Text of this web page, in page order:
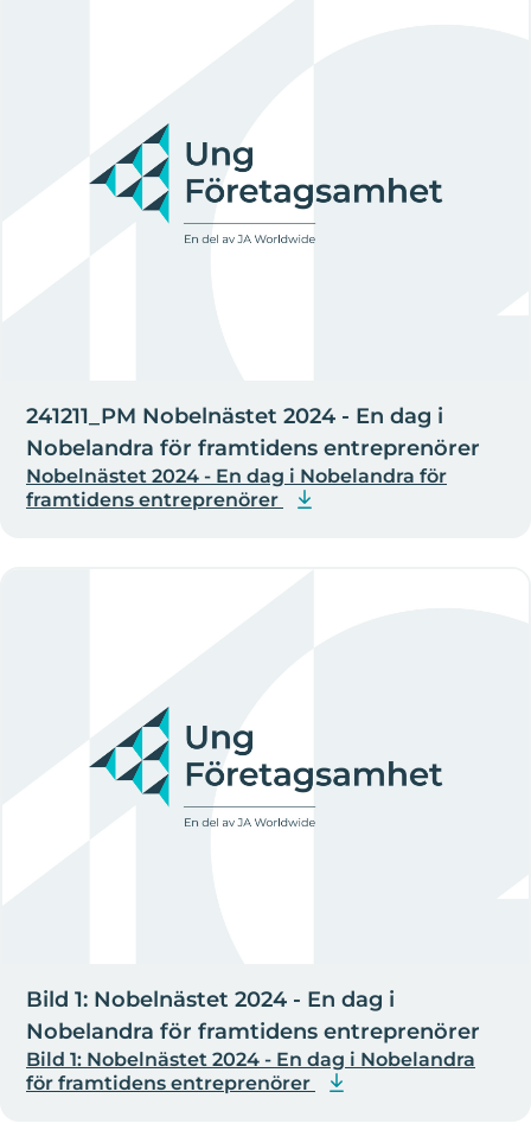
241211_PM Nobelnästet 2024 - En dag i
Nobelandra för framtidens entreprenörer
Nobelnästet 2024 - En dag i Nobelandra för
framtidens entreprenörer
Bild 1: Nobelnästet 2024 - En dag i
Nobelandra för framtidens entreprenörer
Bild 1: Nobelnästet 2024 - En dag i Nobelandra
för framtidens entreprenörer